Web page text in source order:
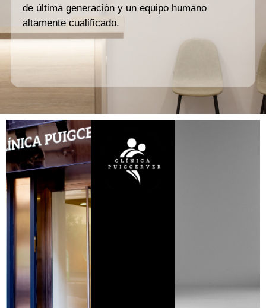
de última generación y un equipo humano
altamente cualificado.